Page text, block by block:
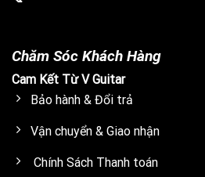
Chăm Sóc Khách Hàng
Cam Kết Từ V Guitar
Bảo hành & Đổi trả
Vận chuyển & Giao nhận
Chính Sách Thanh toán